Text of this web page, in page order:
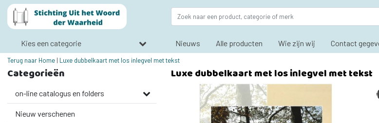
Kies een categorie Nieuws Alle producten Wie zijn wij Contact
Terug naar Home | Luxe dubbelkaart met los inlegvel met tekst
Categorieën
on-line catalogus en folders
Nieuw verschenen
Luxe dubbelkaart met los inlegvel met tekst